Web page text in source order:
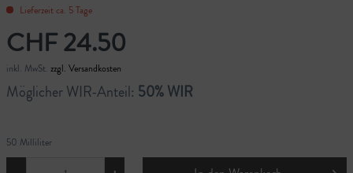
Lieferzeit ca. 5 Tage
CHF 24.50
inkl. MwSt. zzgl. Versandkosten
Möglicher WIR-Anteil: 50% WIR
50 Milliliter